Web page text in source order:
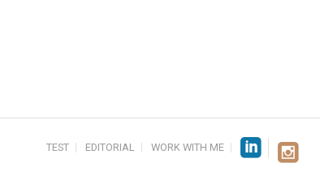
TEST EDITORIAL WORK WITH ME